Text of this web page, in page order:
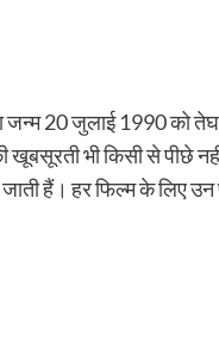
जन्म 20 जुलाई 1990 को
भी किसी से पीछे
हैं। हर फिल्म के लिए